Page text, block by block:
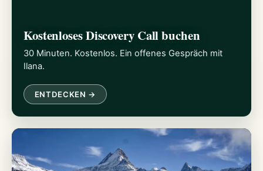
Kostenloses Discovery Call buchen
30 Minuten. Kostenlos. Ein offenes Gespräch mit
Ilana.
ENTDECKEN →